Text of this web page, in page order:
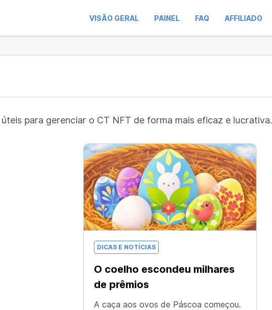
VISÃO GERAL PAINEL FAQ AFFILIADO
para gerenciar o CT NFT de forma mais eficaz e lucrativa.
DICAS E NOTÍCIAS
O coelho escondeu milhares
de prêmios
A caça aos ovos de Páscoa começou.